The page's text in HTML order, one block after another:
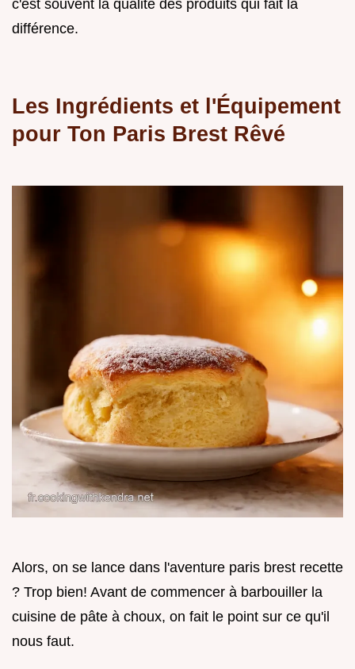
c'est souvent la qualité des produits qui fait la
différence.
Les Ingrédients et l'Équipement
pour Ton Paris Brest Rêvé
Alors, on se lance dans l'aventure paris brest recette
? Trop bien! Avant de commencer à barbouiller la
cuisine de pâte à choux, on fait le point sur ce qu'il
nous faut.